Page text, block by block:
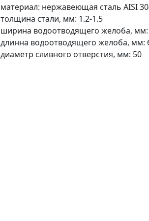
материал: нержавеющая сталь AISI
толщина стали, мм: 1.2-1.5
ширина водоотводящего желоба, мм:
длинна водоотводящего желоба, мм:
диаметр сливного отверстия, мм: 50